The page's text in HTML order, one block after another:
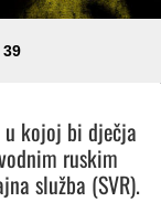
39komentara
u kojoj bi dječja
ruskim
služba (SVR).